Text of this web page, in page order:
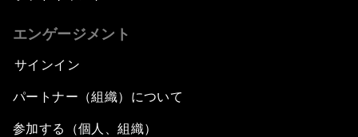
エンゲージメント
サインイン
パートナー（組織）について
参加する（個人、組織）